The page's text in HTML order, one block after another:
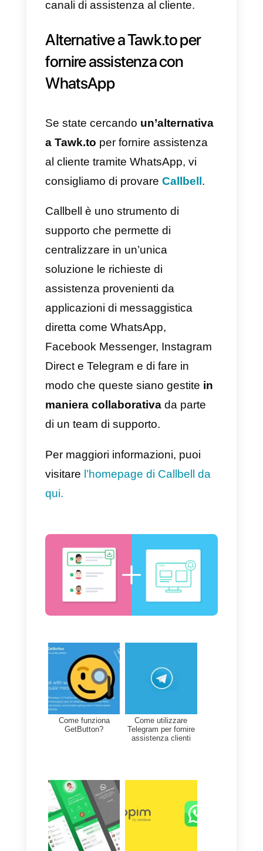
informazioni su eventuali piani
futuri sull’integrazione ed è quindi
alternativeper integrare
WhatsApp all’interno dei propri
canali di assistenza al cliente.
Alternative a Tawk.to per
fornire assistenza con
WhatsApp
Se state cercandoun’alternativa
a Tawk.to
per fornire assistenza
al cliente tramite WhatsApp, vi
consigliamo di provareCallbell
Callbell è uno strumento di
supporto che permette di
centralizzare in un’unica
soluzione le richieste di
applicazioni di messaggistica
diretta come WhatsApp,
Facebook Messenger, Instagram
Direct e Telegram e di fare in
modo che queste siano gestite
maniera collaborativa
di un team di supporto.
Per maggiori informazioni, puoi